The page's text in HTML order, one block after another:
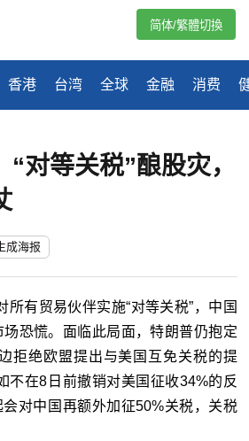
香港 台湾 全球 金融 消费
简体/繁體切換
“对等关税”酿股灾，
成海报
所有贸易伙伴实施“对等关税”，中国
场恐慌。面临此局面，特朗普仍抱定
拒绝欧盟提出与美国互免关税的提
不在8日前撤销对美国征收34%的反
对中国再额外加征50%关税，关税